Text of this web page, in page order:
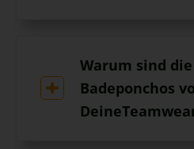
Warum sind die
Badeponchos